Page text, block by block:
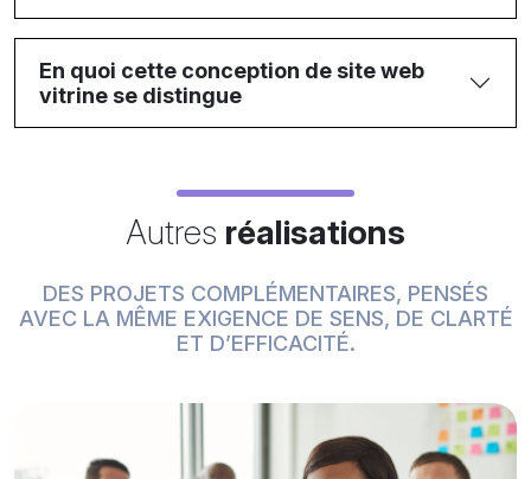
En quoi cette conception de site web
vitrine se distingue
Autres réalisations
DES PROJETS COMPLÉMENTAIRES, PENSÉS
AVEC LA MÊME EXIGENCE DE SENS, DE CLARTÉ
ET D’EFFICACITÉ.